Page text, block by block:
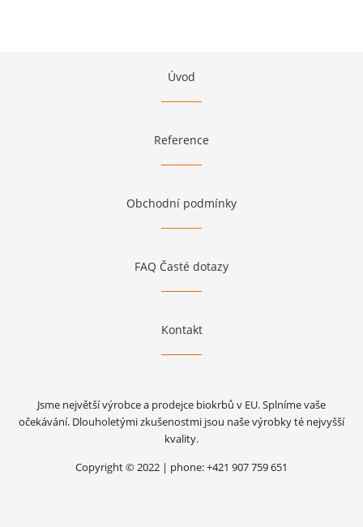
Úvod
Reference
Obchodní podmínky
FAQ Časté dotazy
Kontakt
Jsme největší výrobce a prodejce biokrbů v EU. Splníme vaše
očekávání. Dlouholetými zkušenostmi jsou naše výrobky té nejvyšší
kvality.
Copyright © 2022 | phone: +421 907 759 651